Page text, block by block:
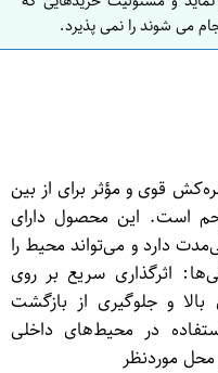
می شوند را نمی پذیرد.
حشره‌کش قوی و مؤثر برای از بین
است. این محصول دارای
دارد و می‌تواند محیط را
اثرگذاری سریع بر روی
و جلوگیری از بازگشت
در محیط‌های داخلی
موردنظر